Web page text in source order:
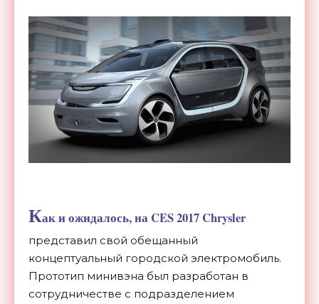
Как иожидалось, на CES 2017 Chrysler
представил свой обещанный
концептуальный городской электромобиль.
Прототип минивэна был разработан в
сотрудничестве с подразделением